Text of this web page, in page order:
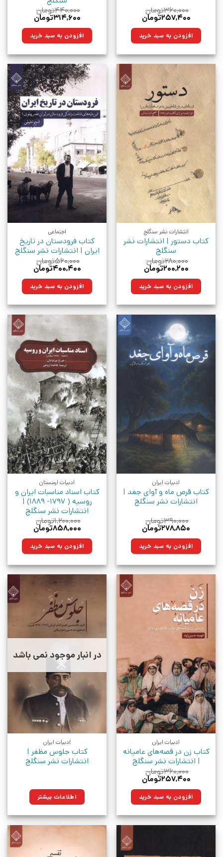
۳۶۰,۰۰۰تومان
قیمت
۳۶۰,۰۰۰تومان
بود.
۲۵۷,۴۰۰تومان
۲۵۷,۴۰۰تومان.افزودن به سبد خرید
۴۴۰,۰۰۰تومان
قیمت
۴۴۰,۰۰۰تومان
بود.
۳۱۴,۶۰۰تومان
۳۱۴,۶۰۰تومان.افزودن به سبد خرید
انتشارات نشر سنگلج
کتاب دستور | انتشارات نشر
سنگلج
۲۸۰,۰۰۰تومان
قیمت
۲۸۰,۰۰۰تومان
بود.
۲۰۰,۲۰۰تومان
۲۰۰,۲۰۰تومان.افزودن به سبد خرید
اجتماعی
کتاب فرودستان در تاریخ
ایران | انتشارات نشر سنگلج
۵۶۰,۰۰۰تومان
قیمت
۵۶۰,۰۰۰تومان
بود.
۴۰۰,۴۰۰تومان
۴۰۰,۴۰۰تومان.افزودن به سبد خرید
ادبیات ایران
کتاب قرص ماه و آوای جغد |
انتشارات نشر سنگلج
۳۹۰,۰۰۰تومان
قیمت
۳۹۰,۰۰۰تومان
بود.
۲۷۸,۸۵۰تومان
۲۷۸,۸۵۰تومان.افزودن به سبد خرید
ادبیات ارمنستان
کتاب اسناد مناسبات ایران و
روسیه ( ۱۷۹۷- ۱۸۸۹) |
انتشارات نشر سنگلج
۱,۲۰۰,۰۰۰تومان
قیمت
۱,۲۰۰,۰۰۰تومان
بود.
۸۵۸,۰۰۰تومان
۸۵۸,۰۰۰تومان.افزودن به سبد خرید
ادبیات ایران
کتاب زن در قصه‌های عامیانه
| انتشارات نشر سنگلج
۳۶۰,۰۰۰تومان
قیمت
۳۶۰,۰۰۰تومان
بود.
۲۵۷,۴۰۰تومان
۲۵۷,۴۰۰تومان.افزودن به سبد خرید
در انبار موجود نمی باشد
ادبیات ایران
کتاب جلوس مظفر |
انتشارات نشر سنگلج
اطلاعات بیشتر